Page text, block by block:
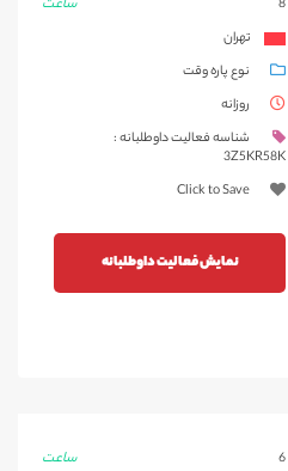
06-03
مورخه 1404/06/03
ساعت
8
تهران
نوع پاره وقت
روزانه
شناسه فعالیت داوطلبانه :
3Z5KR58K
Click to Save
نمایش فعالیت داوطلبانه
ساعت 6